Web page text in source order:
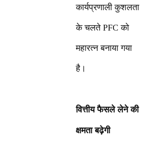
कार्यप्रणाली कुशलता
के चलते PFC को
महारत्न बनाया गया
है।
वित्तीय फैसले लेने की
क्षमता बढ़ेगी